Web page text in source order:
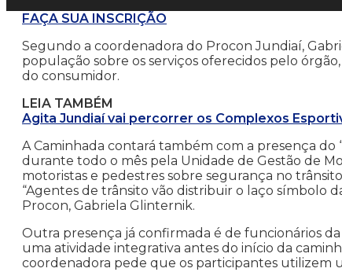
FAÇA SUA INSCRIÇÃO
Segundo a coordenadora do Procon Jundiaí,
população sobre os serviços oferecidos pelo
do consumidor.
LEIA TAMBÉM
Agita Jundiaí vai percorrer os Complexos
A Caminhada contará também com a presença do
durante todo o mês pela Unidade de Gestão de
motoristas e pedestres sobre segurança no
“Agentes de trânsito vão distribuir o laço símbolo
Procon, Gabriela Glinternik.
Outra presença já confirmada é de funcionários
uma atividade integrativa antes do início da
coordenadora pede que os participantes utilizem